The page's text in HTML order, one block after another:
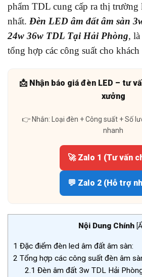
phẩm TDL cung cấp ra thị trường
nhất. Đèn LED âm đất âm sàn
24w 36w TDL Tại Hải Phòng,
tổng hợp các công suất cho
📩 Nhận báo giá đèn LED – tư
xưởng
👉 Nhắn: Loại đèn + Công suất + Số
nhanh
🚀 Zalo 1 (Tư vấn
💬 Zalo 2 (Hỗ trợ
Nội Dung Chính [
1 Đặc điểm đèn led âm đất âm sàn:
2 Tổng hợp các công suất đèn âm
2.1 Đèn âm đất 3w TDL Hải